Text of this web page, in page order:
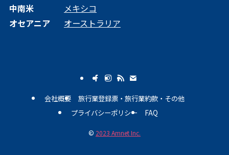
中南米
メキシコ
オセアニア
オーストラリア
会社概要
旅行業登録票・旅行業約款・その他
プライバシーポリシー
FAQ
© 2023 Amnet Inc.